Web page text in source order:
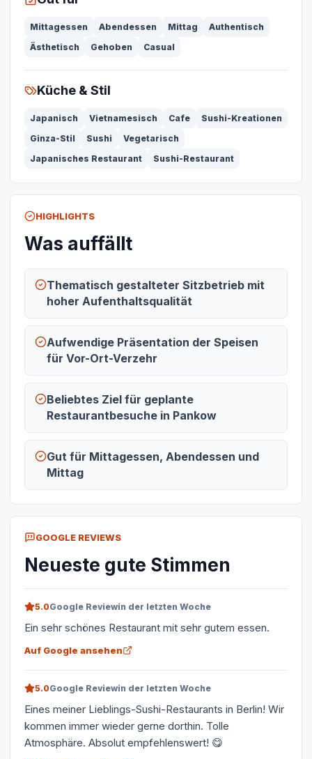
Mittagessen Abendessen Mittag
Authentisch
Ästhetisch
Gehoben Casual
Küche & Stil
Japanisch Vietnamesisch Cafe
Sushi-Kreationen
Ginza-Stil
Sushi
Vegetarisch
Japanisches Restaurant
Sushi-Restaurant
HIGHLIGHTS
Was auffällt
Thematisch gestalteter Sitzbetrieb mit
hoher Aufenthaltsqualität
Aufwendige Präsentation der Speisen
für Vor-Ort-Verzehr
Beliebtes Ziel für geplante
Restaurantbesuche in Pankow
Gut für Mittagessen, Abendessen und
Mittag
GOOGLE REVIEWS
Neueste gute Stimmen
5.0Google Reviewin der letzten Woche
Ein sehr schönes Restaurant mit sehr gutem essen.
Auf Google ansehen
5.0Google Reviewin der letzten Woche
Eines meiner Lieblings-Sushi-Restaurants in Berlin! Wir
kommen immer wieder gerne dorthin. Tolle
Atmosphäre. Absolut empfehlenswert! 😋